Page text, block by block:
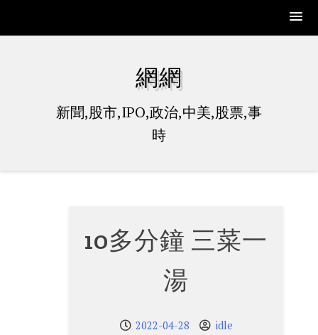
網網
新聞,股市,IPO,政治,中美,股票,事
時
10多分鐘 三菜一
湯
2022-04-28 idle